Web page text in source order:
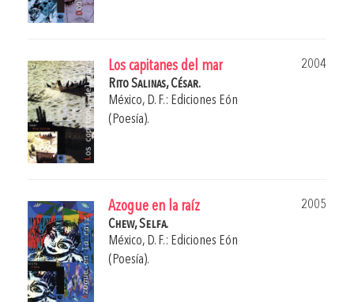
Los capitanes del mar
2004
Rito Salinas, César.
México, D. F.: Ediciones Eón
(Poesía).
Azogue en la raíz
2005
Chew, Selfa.
México, D. F.: Ediciones Eón
(Poesía).